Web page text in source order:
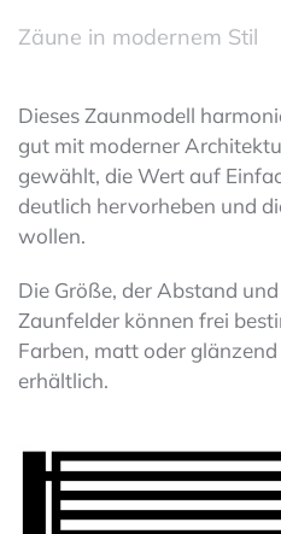
Zäune in modernem Stil
Dieses Zaunmodell
gut mit moderner
gewählt, die Wert auf
deutlich hervorheben und
wollen.
Die Größe, der Abstand
Zaunfelder können frei
Farben, matt oder
erhältlich.